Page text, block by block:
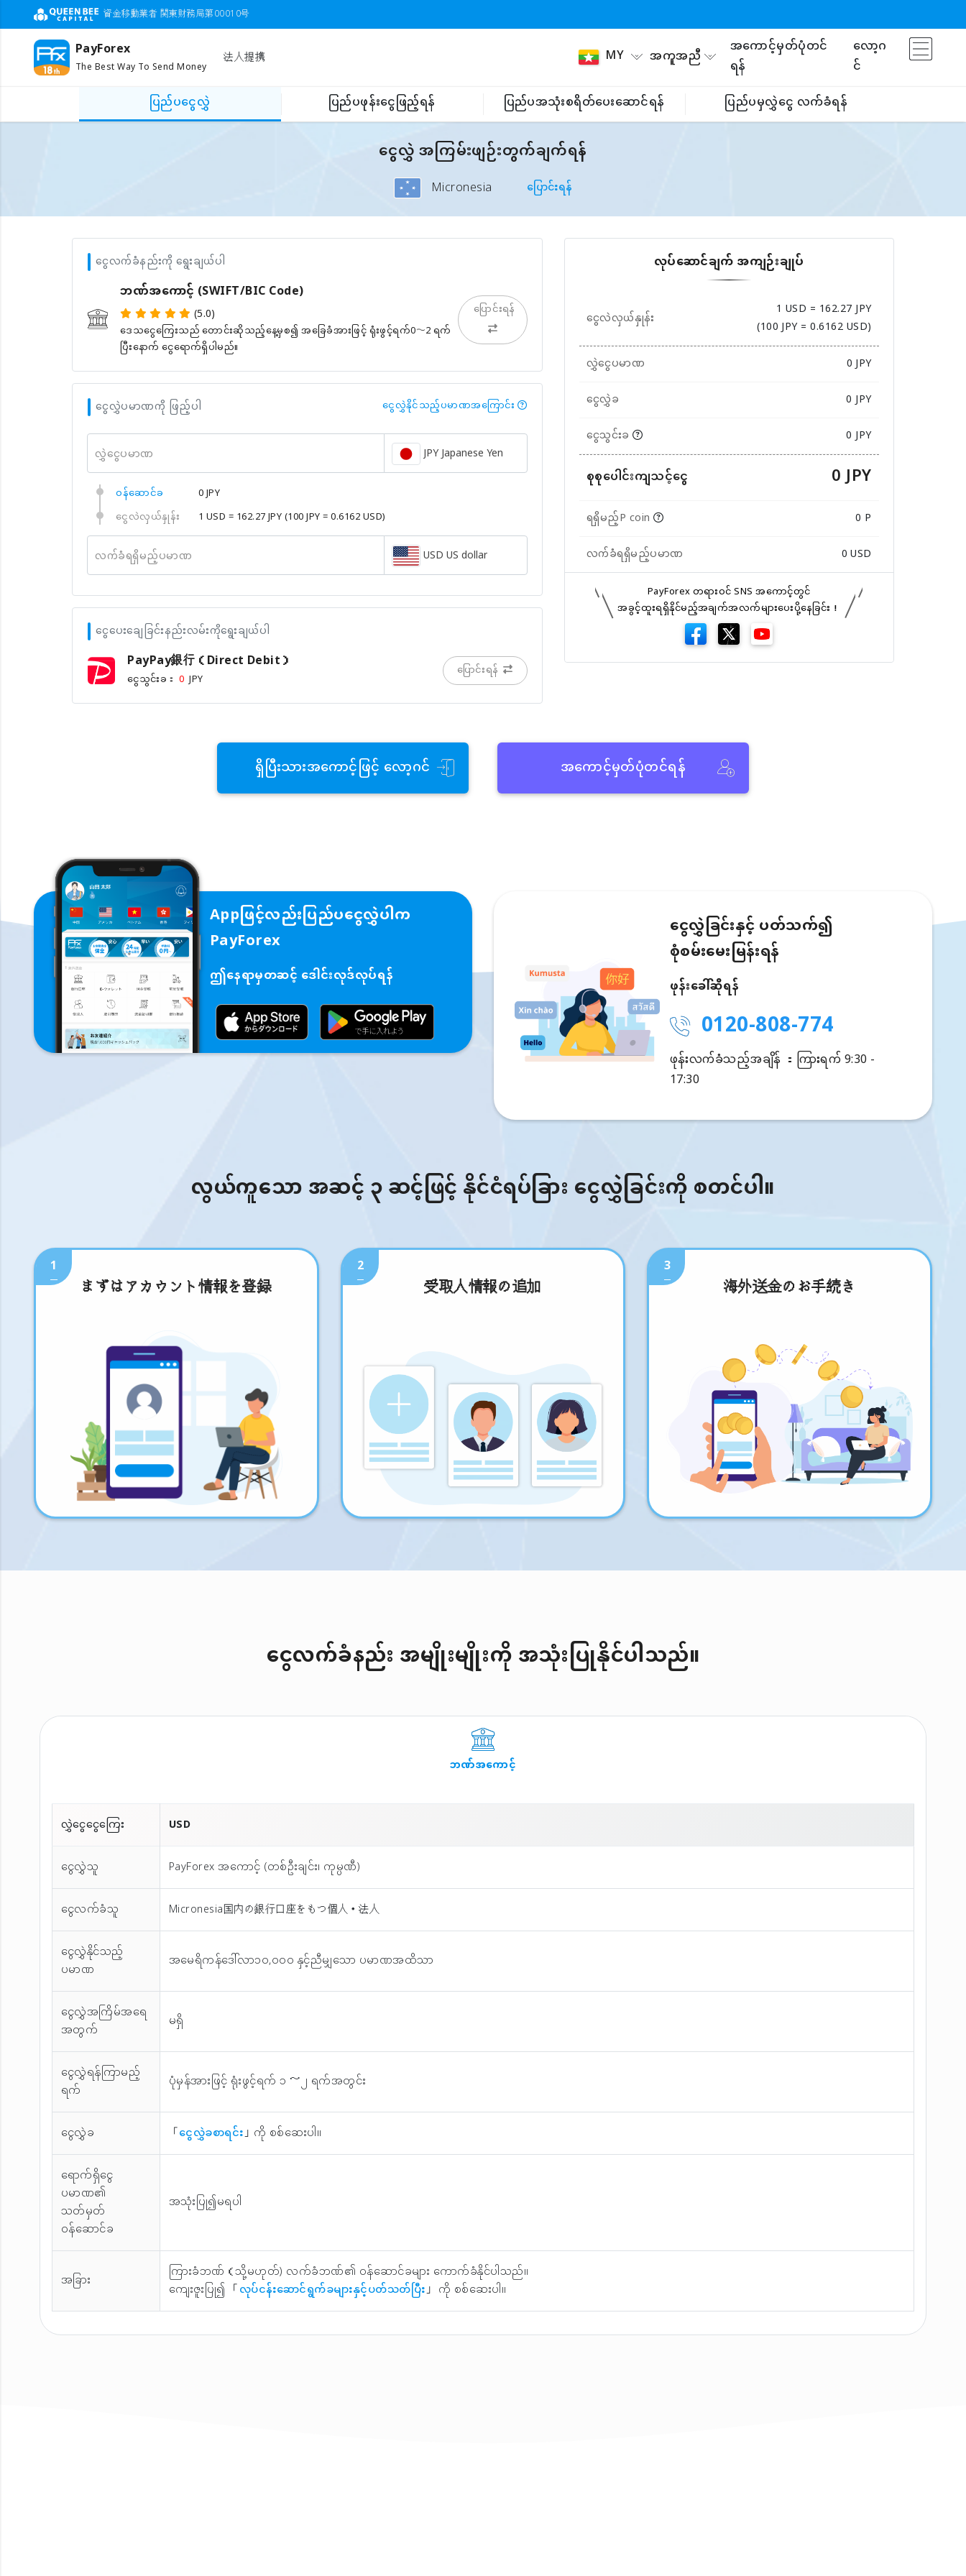
資金移動業者 関東財務局第00010号
PayForex
The Best Way To Send Money 法人提携 MY အကူအညီ
အကောင့်မှတ်ပုံတင်
ရန်
လော့ဂ
င်
ပြည်ပငွေလွှဲ
ပြည်ပဖုန်းငွေဖြည့်ရန် ပြည်ပအသုံးစရိတ်ပေးဆောင်ရန် ပြည်ပမှလွှဲငွေ လက်ခံရန်
ငွေလွှဲ အကြမ်းဖျဉ်းတွက်ချက်ရန်
Micronesia ပြောင်းရန်
ငွေလက်ခံနည်းကို ရွေးချယ်ပါ
ဘဏ်အကောင့် (SWIFT/BIC Code)
(5.0)
ဒေသငွေကြေးသည် တောင်းဆိုသည့်နေ့မှစ၍ အခြေခံအားဖြင့် ရုံးဖွင့်ရက်0〜2 ရက်
ပြီးနောက် ငွေရောက်ရှိပါမည်။
ပြောင်းရန်
ငွေလွှဲပမာဏကို ဖြည့်ပါ ငွေလွှဲနိုင်သည့်ပမာဏအကြောင်း
လွှဲငွေပမာဏ JPY Japanese Yen
၀န်ဆောင်ခ
0 JPY
ငွေလဲလှယ်နှုန်း
1 USD = 162.27 JPY(100 JPY = 0.6162 USD)
လက်ခံရရှိမည့်ပမာဏ USD US dollar
ငွေပေးချေခြင်းနည်းလမ်းကိုရွေးချယ်ပါ
PayPay銀行（Direct Debit）
ငွေသွင်းခ： 0 JPY ပြောင်းရန်
လုပ်ဆောင်ချက် အကျဉ်းချုပ်
ငွေလဲလှယ်နှုန်း
1 USD = 162.27 JPY
(100 JPY = 0.6162 USD)
လွှဲငွေပမာဏ
0JPY
ငွေလွှဲခ
0 JPY
ငွေသွင်းခ
0 JPY
စုစုပေါင်းကျသင့်ငွေ 0 JPY
ရရှိမည့်P coin
0 P
လက်ခံရရှိမည့်ပမာဏ
0USD
PayForex တရားဝင် SNS အကောင့်တွင်
အခွင့်ထူးရရှိနိုင်မည့်အချက်အလက်များပေးပို့နေခြင်း！
ရှိပြီးသားအကောင့်ဖြင့် လော့ဂင် အကောင့်မှတ်ပုံတင်ရန်
Appဖြင့်လည်းပြည်ပငွေလွှဲပါက
PayForex
ဤနေရာမှတဆင့် ဒေါင်းလုဒ်လုပ်ရန်
ငွေလွှဲခြင်းနှင့် ပတ်သက်၍
စုံစမ်းမေးမြန်းရန်
ဖုန်းခေါ်ဆိုရန်
0120-808-774
ဖုန်းလက်ခံသည့်အချိန် ：ကြားရက် 9:30 -
17:30
လွယ်ကူသော အဆင့် ၃ ဆင့်ဖြင့် နိုင်ငံရပ်ခြား ငွေလွှဲခြင်းကို စတင်ပါ။
1
まずはアカウント情報を登録
2
受取人情報の追加
3
海外送金のお手続き
ငွေလက်ခံနည်း အမျိုးမျိုးကို အသုံးပြုနိုင်ပါသည်။
ဘဏ်အကောင့်
လွှဲငွေငွေကြေး
USD
ငွေလွှဲသူ
PayForex အကောင့် (တစ်ဦးချင်း၊ ကုမ္ပဏီ)
ငွေလက်ခံသူ
Micronesia国内の銀行口座をもつ個人・法人
ငွေလွှဲနိုင်သည့်
ပမာဏ
အမေရိကန်ဒေါ်လာ၁၀,၀၀၀ နှင့်ညီမျှသော ပမာဏအထိသာ
ငွေလွှဲအကြိမ်အ‌ရေ
အတွက်
မရှိ
ငွေလွှဲရန်ကြာမည့်
ရက်
ပုံမှန်အားဖြင့် ရုံးဖွင့်ရက် ၁ ～၂ ရက်အတွင်း
ငွေလွှဲခ 「ငွေလွှဲခစာရင်း」ကို စစ်ဆေးပါ။
ရောက်ရှိငွေ
ပမာဏ၏
သတ်မှတ်
ဝန်ဆောင်ခ
အသုံးပြု၍မရပါ
အခြား
ကြားခံဘဏ်（သို့မဟုတ်) လက်ခံဘဏ်၏ ဝန်ဆောင်ခများ ကောက်ခံနိုင်ပါသည်။
ကျေးဇူးပြု၍ 「လုပ်ငန်းဆောင်ရွက်ခများနှင့်ပတ်သတ်ပြီး」 ကို စစ်ဆေးပါ။